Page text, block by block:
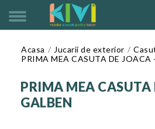
Acasa Jucarii de exterior
PRIMA MEA CASUTA DE JOACA
PRIMA MEA CASUTA
GALBEN